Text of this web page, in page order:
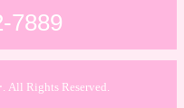
7889
Rights Reserved.